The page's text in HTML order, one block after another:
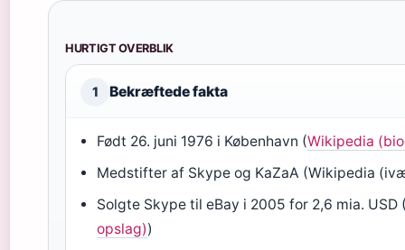
HURTIGT OVERBLIK
1 Bekræftede fakta
Født 26. juni 1976 i København (Wikipedia
Medstifter af Skype og KaZaA (Wikipedia
Solgte Skype til eBay i 2005 for 2,6 mia.
opslag))